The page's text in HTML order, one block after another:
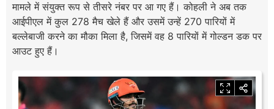
मामले में संयुक्त रूप से तीसरे नंबर पर आ गए हैं। कोहली ने अब तक
आईपीएल में कुल 278 मैच खेले हैं और उसमें उन्हें 270 पारियों में
बल्लेबाजी करने का मौका मिला है, जिसमें वह 8 पारियों में गोल्डन डक पर
आउट हुए हैं।